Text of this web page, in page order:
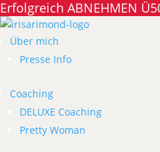
Erfolgreich ABNEHMEN
Über mich
Presse Info
Coaching
DELUXE Coaching
Pretty Woman